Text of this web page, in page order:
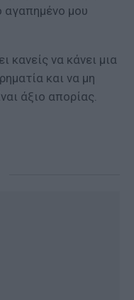
αγαπημένο μου
κανείς να κάνει μια
και να μη
άξιο απορίας.